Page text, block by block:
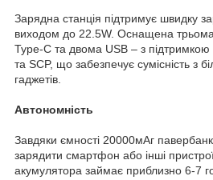
Зарядна станція підтримує швидку
виходом до 22.5W. Оснащена
Type-C та двома USB – з
та SCP, що забезпечує сумісність з
гаджетів.
Автономність
Завдяки ємності 20000мАг павербанк
зарядити смартфон або інші
акумулятора займає приблизно 6-7